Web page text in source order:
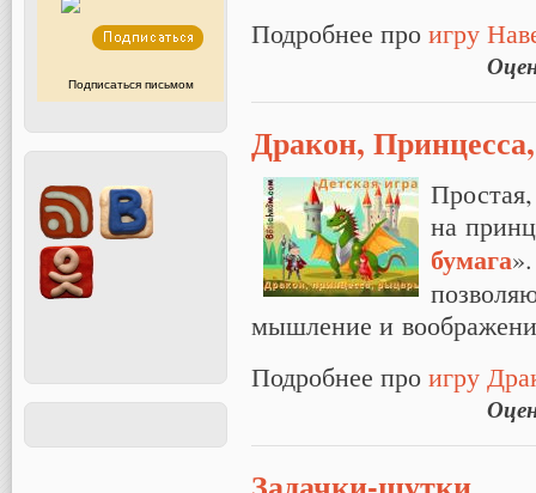
Подробнее про игру
Дракон,
на
бумага
мышление и
Подробнее про игру
Подписаться письмом